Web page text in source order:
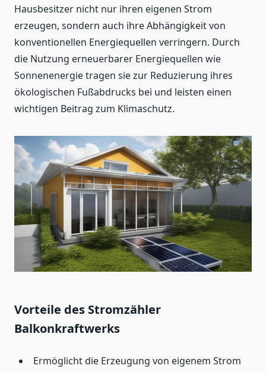
Hausbesitzer nicht nur ihren eigenen Strom
erzeugen, sondern auch ihre Abhängigkeit von
konventionellen Energiequellen verringern. Durch
die Nutzung erneuerbarer Energiequellen wie
Sonnenenergie tragen sie zur Reduzierung ihres
ökologischen Fußabdrucks bei und leisten einen
wichtigen Beitrag zum Klimaschutz.
Vorteile des Stromzähler
Balkonkraftwerks
Ermöglicht die Erzeugung von eigenem Strom